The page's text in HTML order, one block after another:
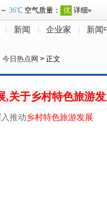
新闻 企业家 新闻
今日热点网 > 正文
,关于乡村特色旅游
推动乡村特色旅游发展